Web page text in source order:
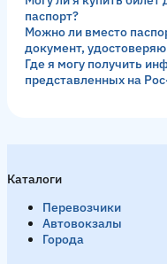
паспорт?
Можно ли вместо
документ,
Где я могу получить
представленных на
Каталоги
Перевозчики
Автовокзалы
Города